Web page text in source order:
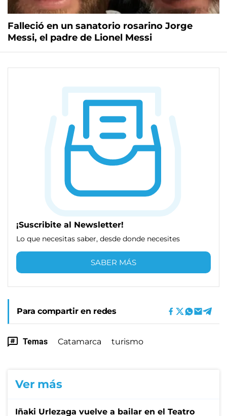
Falleció en un sanatorio rosarino Jorge
Messi, el padre de Lionel Messi
¡Suscribite al Newsletter!
Lo que necesitas saber, desde donde necesites
SABER MÁS
Para compartir en redes
Temas Catamarca turismo
Ver más
Iñaki Urlezaga vuelve a bailar en el Teatro